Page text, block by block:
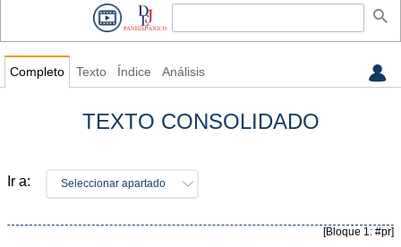
Completo Texto Índice Análisis
TEXTO CONSOLIDADO
Ir a: Seleccionar apartado
[Bloque 1: #pr]